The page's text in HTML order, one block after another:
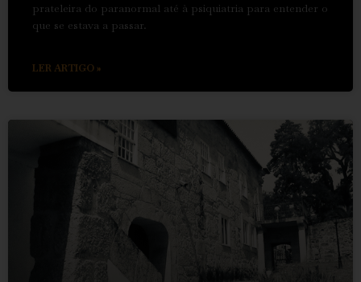
prateleira do paranormal até à psiquiatria para entender o
que se estava a passar.
LER ARTIGO »